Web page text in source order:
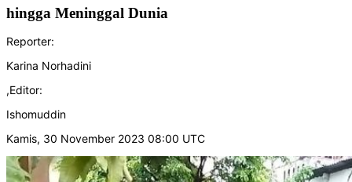
hingga Meninggal Dunia
Reporter:
Karina Norhadini
,Editor:
Ishomuddin
Kamis, 30 November 2023 08:00 UTC